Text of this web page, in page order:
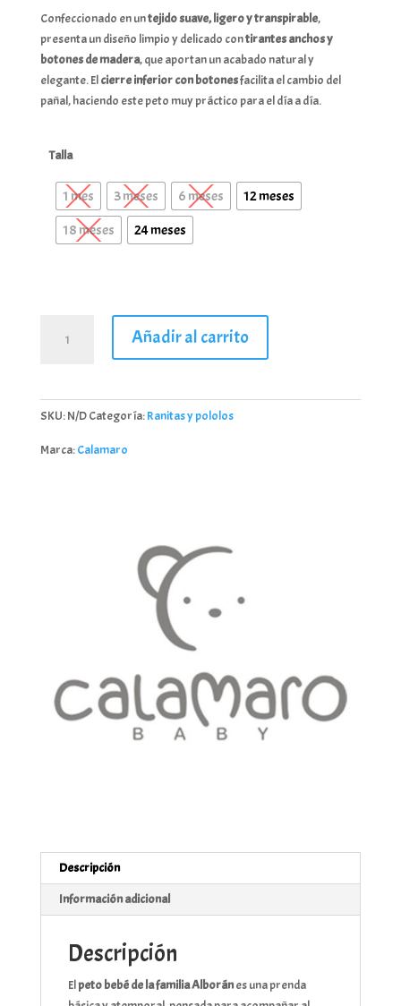
Confeccionado en untejido suave, ligero y transpirable,
presenta un diseño limpio y delicado contirantes anchos y
botones de madera, que aportan un acabado natural y
elegante. Elcierre inferior con botonesfacilita el cambio del
pañal, haciendo este peto muy práctico para el día a día.
Talla
1 mes 3 meses 6 meses
12 meses
18 meses
24 meses
Calamaro
36
Añadir al carrito
SKU:N/DCategoría:Ranitas y pololos
Marca:Calamaro
Descripción
Información adicional
Descripción
Elpeto bebé de la familia Alboránes una prenda